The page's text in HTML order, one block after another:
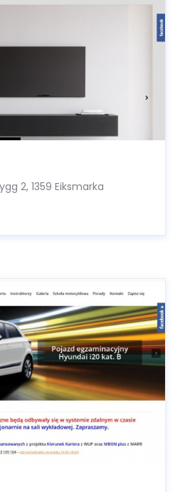
2, 1359 Eiksmarka